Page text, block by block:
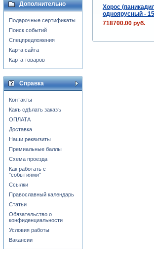
Хорос
одноярусный -
718700.00 руб.
Дополнительно
Подарочные сертификаты
Поиск событий
Спецпредложения
Карта сайта
Карта товаров
Справка
Контакты
Какъ сдѣлать заказъ
ОПЛАТА
Доставка
Наши реквизиты
Премиальные баллы
Схема проезда
Как работать с
"событиями"
Ссылки
Православный календарь
Статьи
Обязательство о
конфиденциальности
Условия работы
Вакансии